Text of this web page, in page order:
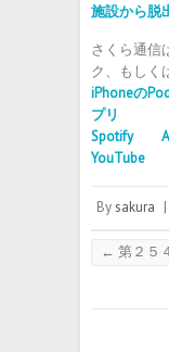
施設から脱
さくら通信
ク、もしく
iPhoneの
プリ
Spotify
YouTube
Bysakura |
← 第２５